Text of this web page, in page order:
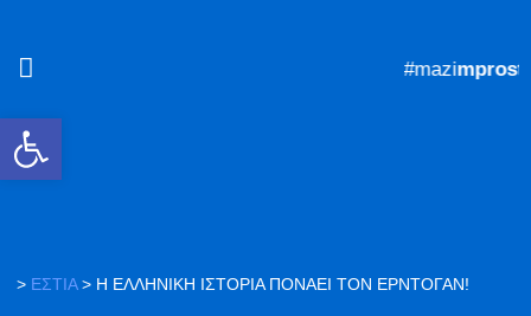
Ανοίξτε τη γραμμή εργαλείων
#mazimprosta
> ΕΣΤΙΑ> Ἡ ἙΛΛΗΝΙΚΉ ἹΣΤΟΡΊΑ ΠΟΝΆΕΙ ΤΌΝ ἘΡΝΤΟΓΆΝ!